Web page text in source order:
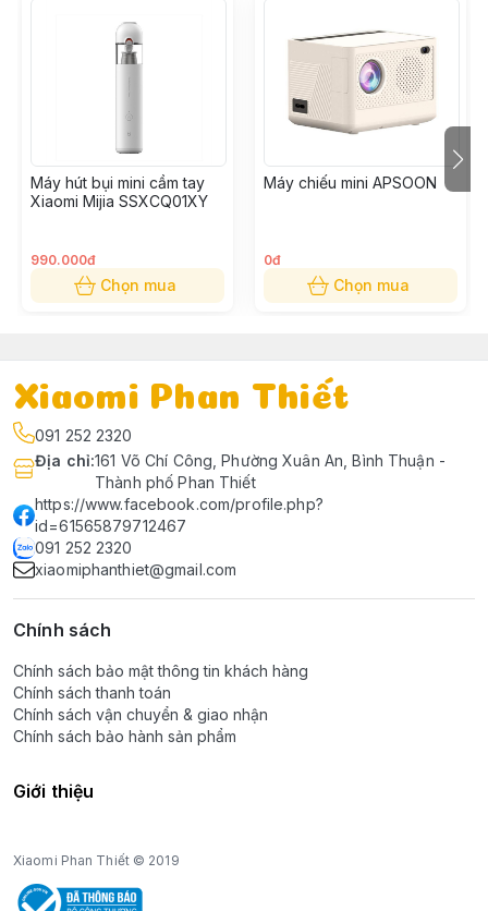
Máy hút bụi mini cầm tay
Xiaomi Mijia SSXCQ01XY
990.000đ
Chọn mua
Máy chiếu mini APSOON
0đ
Chọn mua
Xiaomi Phan Thiết
091 252 2320
Địa chỉ:161 Võ Chí Công, Phường Xuân An, Bình Thuận -
Thành phố Phan Thiết
https://www.facebook.com/profile.php?
id=61565879712467
091 252 2320
xiaomiphanthiet@gmail.com
Chính sách
Chính sách bảo mật thông tin khách hàng
Chính sách thanh toán
Chính sách vận chuyển & giao nhận
Chính sách bảo hành sản phẩm
Giới thiệu
Xiaomi Phan Thiết © 2019